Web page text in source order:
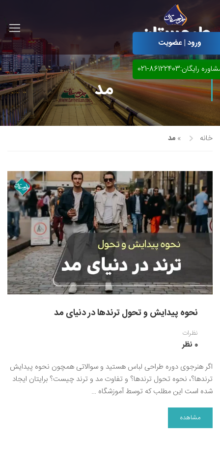
آموزش مجازی طراحی لباس
آموزش مجازی گرافیک
آموزش مجازی طراحی داخلی
نقاشی پاستل
نقاشی رنگ روغن
نقاشی آبرنگ
نقاشی کودک و نوجوان
طراحی سیاه قلم
نقاش مداد رنگی
نقاشی مینیاتور(نگارگری)
خوشنویسی نستعلیق
خوشنویسی با خودکار
خط نقاشی
ورود | عضویت
رایگان:86122403-021
مد
خانه » مد
نحوه پیدایش و تحول ترندها در دنیای مد
نظرات
0 نظر
اگر هنرجوی دوره طراحی لباس هستید و سوالاتی همچون نحوه پیدایش
ترندها؟، نحوه تحول ترندها؟ و تفاوت مد و ترند چیست؟ برایتان ایجاد
شده است این مطلب که توسط آموزشگاه …
مشاهده